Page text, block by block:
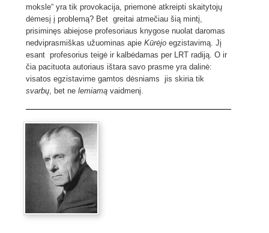
moksle“ yra tik provokacija, priemonė atkreipti skaitytojų
dėmesį į problemą? Bet greitai atmečiau šią mintį,
prisiminęs abiejose profesoriaus knygose nuolat daromas
nedviprasmiškas užuominas apie Kūrėjoegzistavimą. Jį
esant profesorius teigė ir kalbėdamas per LRT radiją. O ir
čia pacituota autoriaus ištara savo prasme yra dalinė:
visatos egzistavime gamtos dėsniams jis skiria tik
svarbų, bet ne lemiamą vaidmenį.